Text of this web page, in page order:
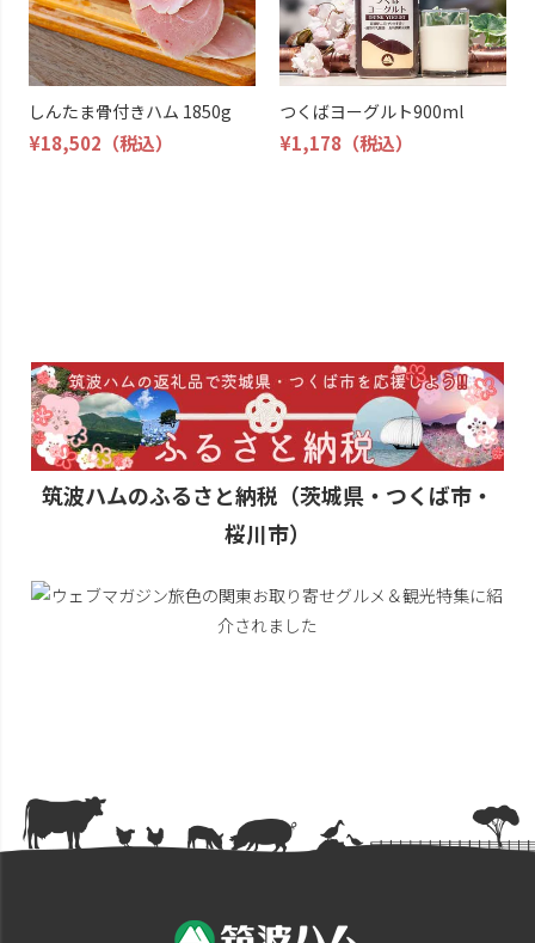
しんたま骨付きハム 1850g
¥18,502 （税込）
つくばヨーグルト900ml
¥1,178 （税込）
筑波ハムのふるさと納税（茨城県・つくば市・
桜川市）